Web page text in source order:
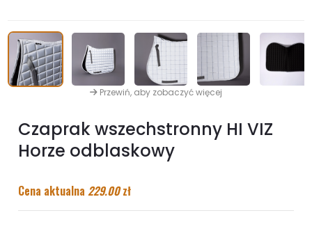
Przewiń, aby zobaczyć więcej
Czaprak wszechstronny HI VIZ
Horze odblaskowy
Cena aktualna229.00zł